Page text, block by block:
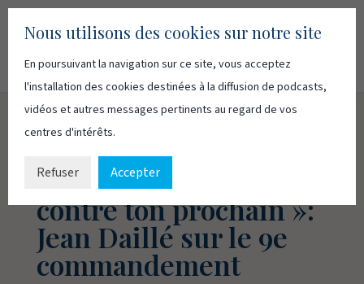
« Tu ne porteras pas
de faux témoignage
contre ton prochain »:
Jean Daillé sur le 9e
commandement
Nous utilisons des cookies sur notre site
En poursuivant la navigation sur ce site, vous acceptez
l'installation des cookies destinées à la diffusion de podcasts,
vidéos et autres messages pertinents au regard de vos
centres d'intérêts.
Refuser Accepter